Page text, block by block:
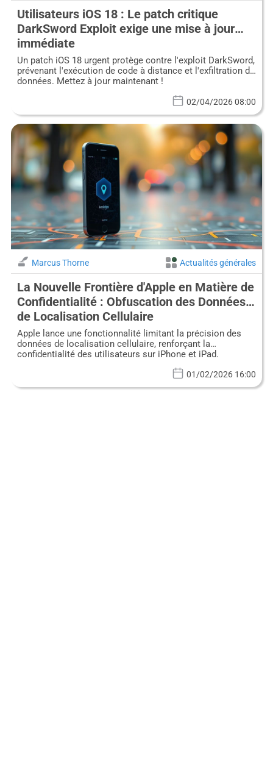
Utilisateurs iOS 18 : Le patch critique
DarkSword Exploit exige une mise à jour
immédiate
Un patch iOS 18 urgent protège contre l'exploit DarkSword,
prévenant l'exécution de code à distance et l'exfiltration de
données. Mettez à jour maintenant !
02/04/2026 08:00
Marcus Thorne Actualités générales
La Nouvelle Frontière d'Apple en Matière de
Confidentialité : Obfuscation des Données
de Localisation Cellulaire
Apple lance une fonctionnalité limitant la précision des
données de localisation cellulaire, renforçant la
confidentialité des utilisateurs sur iPhone et iPad.
01/02/2026 16:00